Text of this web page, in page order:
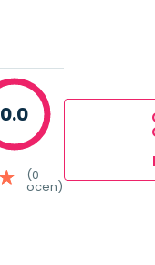
0.0
(0
ocen)